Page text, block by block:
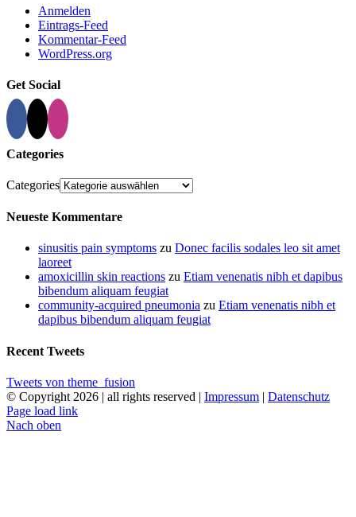
Anmelden
Eintrags-Feed
Kommentar-Feed
WordPress.org
Get Social
Categories
Categories
Neueste Kommentare
sinusitis pain symptoms zu Donec facilis sodales leo sit amet
laoreet
amoxicillin skin reactions zu Etiam venenatis nibh et dapibus
bibendum aliquam feugiat
community‑acquired pneumonia zu Etiam venenatis nibh et
dapibus bibendum aliquam feugiat
Recent Tweets
Tweets von theme_fusion
© Copyright 2026 | all rights reserved | Impressum | Datenschutz
Page load link
Nach oben